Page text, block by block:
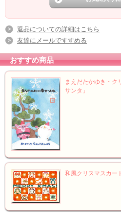
返品についての詳細はこちら
友達にメールですすめる
おすすめ商品
まえだたかゆき・
サンタ」
和風クリスマスカ